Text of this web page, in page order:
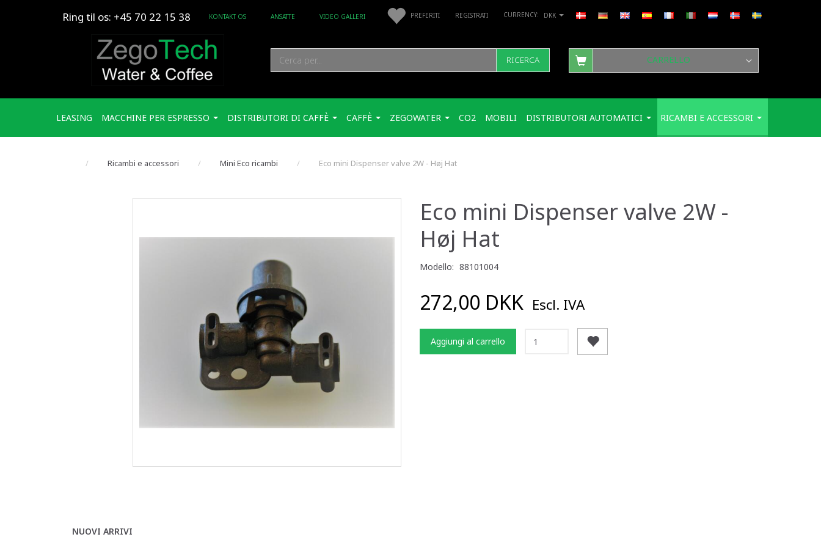
DKK
PREFERITI REGISTRATI
Ring til os: +45 70 22 15 38 KONTAKT OS ANSATTE VIDEO GALLERI
RICERCA CARRELLO
LEASING MACCHINE PER ESPRESSO DISTRIBUTORI DI CAFFÈ CAFFÈ ZEGOWATER CO2 MOBILI DISTRIBUTORI AUTOMATICI RICAMBI E ACCESSORI
Ricambi e accessori Mini Eco ricambi Eco mini Dispenser valve 2W - Høj Hat
Eco mini Dispenser valve 2W -
Høj Hat
Modello: 88101004
272,00 DKK Escl. IVA
Aggiungi al carrello
NUOVI ARRIVI